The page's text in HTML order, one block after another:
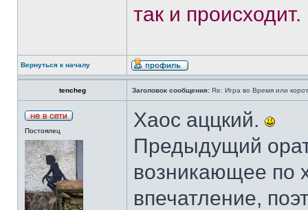
так и происходит.
Вернуться к началу
tencheg Заголовок сообщения: Re: Игра во Время или
Постоялец
Хаос аццкий.
Предыдущий
возникающее по
впечатление,